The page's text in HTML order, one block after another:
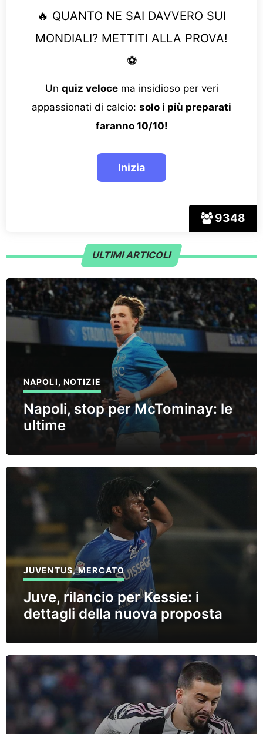
9348
🔥 QUANTO NE SAI DAVVERO SUI
MONDIALI? METTITI ALLA PROVA!
⚽
Un quiz velocema insidioso per veri
appassionati di calcio: solo i più preparati
faranno 10/10!
ULTIMI ARTICOLI
NAPOLI, NOTIZIE
Napoli, stop per McTominay: le
ultime
JUVENTUS,MERCATO
Juve, rilancio per Kessie: i
dettagli della nuova proposta